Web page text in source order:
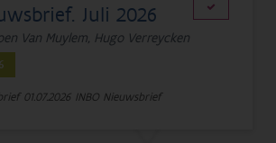
Juli 2026
Van Muylem, Hugo Verreycken
01.07.2026 INBO Nieuwsbrief